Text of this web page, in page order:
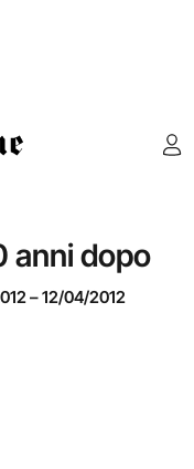
anni dopo
–12/04/2012